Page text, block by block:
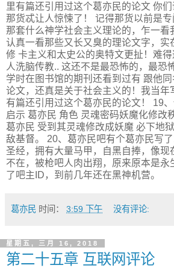
里有篇还引用过这个葛亦民的论文 你们
那货忒让人惊悚了！ 记得那货以前是
那套什么神学社会主义理论的，乍一看
认真一看那些又长又臭的理论文字，实
修 卡主义和太史公的奥特文更扯！难
人洗脑传教.. 这还不是最恐怖的，最恐
学时在图书馆的期刊还看到过有 跟他
论文，还真是关于社会主义的！我当年
有篇还引用过这个葛亦民的论文！ 19
启示 葛亦民 角色 灵魂密码妖魔化修改
葛亦民 受到其灵魂修改成妖魔 必下地
敌基督。 20、葛亦民吧有个葛亦民写
圣经，拥有大量马甲，自黑自捧，像现
不在，被枪吧人肉出翔，原来原本是永
了吧主ID，到前几年还在黑神机营。
葛亦民 时间： 3:59 下午 没有评论:
星期五, 三月 16, 2018
第二十五章 互联网评论